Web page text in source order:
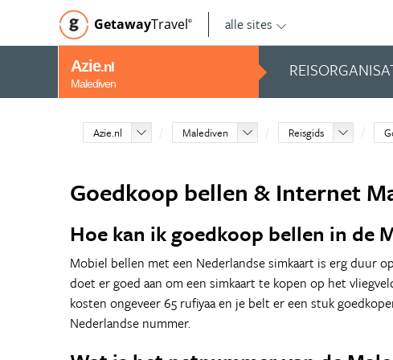
GetawayTravel© alle sites
Azie.nl
Malediven
Azie.nl Malediven Reisgids
Goedkoop bellen & Internet
Hoe kan ik goedkoop bellen in de
Mobiel bellen met een Nederlandse simkaart is erg duur
doet er goed aan om een simkaart te kopen op het
kosten ongeveer 65 rufiyaa en je belt er een stuk
Nederlandse nummer.